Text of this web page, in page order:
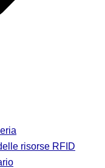
risorse RFID